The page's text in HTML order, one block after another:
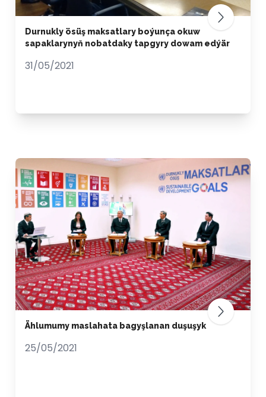
Durnukly ösüş maksatlary boýunça okuw
sapaklarynyň nobatdaky tapgyry dowam edýär
31/05/2021
Ählumumy maslahata bagyşlanan duşuşyk
25/05/2021